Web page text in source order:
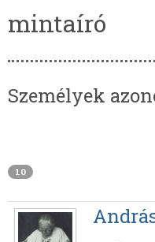
mintaíró
Személyek
10